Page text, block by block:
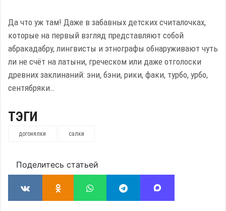
Да что уж там! Даже в забавных детских считалочках,
которые на первый взгляд представляют собой
абракадабру, лингвисты и этнографы обнаруживают чуть
ли не счёт на латыни, греческом или даже отголоски
древних заклинаний: эни, бэни, рики, факи, турбо, урбо,
сентябряки…
ТЭГИ
догонялки салки
Поделитесь статьей